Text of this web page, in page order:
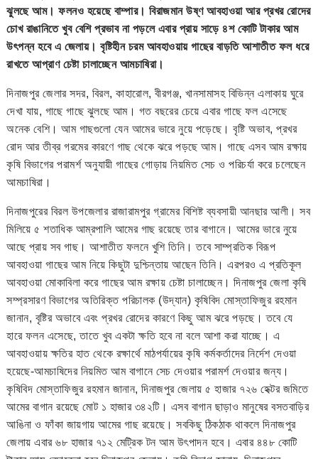
ঝুলছে আম। ফলনও হয়েছে বাম্পার। বিরাজমান উষ্ণ আবহাওয়া আর প্রখর রোদের
চোখ রাঙানিতে খুব বেশি প্রভাব না পড়লে এবার প্রায় সাড়ে ৪শ কোটি টাকার আম
উৎপন্ন হবে এ জেলায়। বৃষ্টিহীন চরম আবহাওয়ায় গাছের বাড়তি আশাতীত ফল ধরে
রাখতে আপ্রাণ চেষ্টা চালাচ্ছেন আমচাষিরা।
দিনাজপুর জেলার সদর, বিরল, কাহারোল, বীরগঞ্জ, খানসামাসহ বিভিন্ন এলাকায় ঘুরে
দেখা যায়, গাছে গাছে ঝুলছে আম। গত বছরের চেয়ে এবার গাছে ফল এসেছে
অনেক বেশি। আম গাছগুলো যেন আমের ভারে নুয়ে পড়েছে। বৃষ্টি অভাব, প্রখর
রোদ আর তীব্র গরমের কারণে গাছ থেকে ঝরে পড়ছে আম। গাছে এসব আম রক্ষায়
কৃষি বিভাগের পরামর্শ অনুযায়ী গাছের গোড়ায় নিয়মিত সেচ ও পরিচর্যা করে চলেছেন
আমচাষিরা।
দিনাজপুরের বিরল উপজেলার রাজারামপুর গ্রামের বিশিষ্ট ব্যবসায়ী আনছার আলী। সব
মিলিয়ে ৫ শতাধিক আম্রপালি আমের গাছ রয়েছে তার বাগানে। আমের ভারে নুয়ে
আছে প্রায় সব গাছ। আশাতীত ফলনে খুশি তিনি। তবে সাম্প্রতিক বিরূপ
আবহাওয়া গাছের আম নিয়ে কিছুটা দুশ্চিন্তায় আছেন তিনি। এরপরও এ প্রতিকূল
আবহাওয়া মোকাবিলা করে গাছের আম রক্ষায় চেষ্টা চালাচ্ছেন। দিনাজপুর জেলা কৃষি
সম্প্রসারণ বিভাগের অতিরিক্ত পরিচালক (উদ্যান) কৃষিবিদ মোস্তাফিজুর রহমান
জানান, বৃষ্টির অভাবে এবং প্রখর রোদের কারণে কিছু আম ঝরে পড়ছে। তবে যে
হারে ফলন এসেছে, তাতে খুব একটা ক্ষতি হবে না বলে আশা করা যাচ্ছে। এ
আবহাওয়ায় ক্ষতির হাত থেকে রক্ষার্থে মাঠপর্যায়ের কৃষি কর্মকর্তাদের নির্দেশ দেওয়া
হয়েছে-আমচাষিদের নিয়মিত আম বাগানে সেচ দেওয়ার পরামর্শ দেওয়ার জন্য।
কৃষিবিদ মোস্তাফিজুর রহমান জানান, দিনাজপুর জেলায় ৫ হাজার ৭২৬ হেক্টর জমিতে
আমের বাগান রয়েছে মোট ১ হাজার ৩৪২টি। এসব বাগান ছাড়াও মানুষের বসতবাড়ির
আঙিনা ও ফাঁকা জায়গায় আমের গাছ রয়েছে। সবকিছু ঠিকঠাক থাকলে দিনাজপুর
জেলায় এবার ৬৮ হাজার ৭১২ মেট্রিক টন আম উৎপাদন হবে। এবার ৪৪৮ কোটি